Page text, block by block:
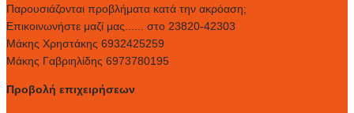
Παρουσιάζονται προβλήματα κατά την ακρόαση;
Επικοινωνήστε μαζί μας...... στο 23820-42303
Μάκης Χρηστάκης 6932425259
Μάκης Γαβριηλίδης 6973780195
Προβολή επιχειρήσεων